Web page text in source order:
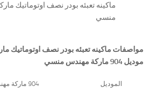
ماكينه تعبئه بودر نصف اوتوماتيك
منسي
مواصفات ماكينه تعبئه بودر نصف اوتوماتيك
موديل 904 ماركة مهندس منسي
الموديل 904 ماركة مهندس منسي